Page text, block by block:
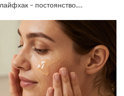
– постоянство.